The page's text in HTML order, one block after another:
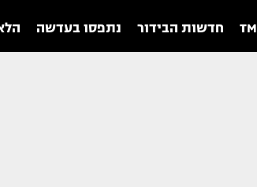
חדשות הבידור נתפסו בעדשה